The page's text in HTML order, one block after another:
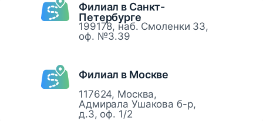
Филиал в Санкт-
Петербурге
199178, наб. Смоленки 33,
оф. №3.39
Филиал в Москве
117624, Москва,
Адмирала Ушакова б-р,
д.3, оф. 1/2